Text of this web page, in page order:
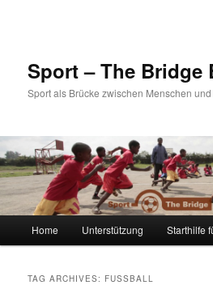
Sport – The Bridge
Sport als Brücke zwischen Menschen
Skip to primary content
Skip to secondary content
Home Unterstützung Starthilfe
TAG ARCHIVES: FUSSBALL